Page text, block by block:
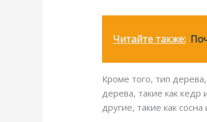
Читайте также:
Кроме того, тип
дерева, такие как
другие, такие как